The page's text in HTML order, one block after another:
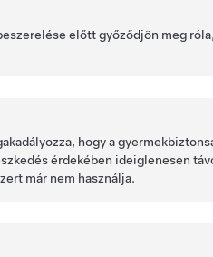
előtt győződjön meg
hogy a
érdekében ideiglenesen
már nem használja.